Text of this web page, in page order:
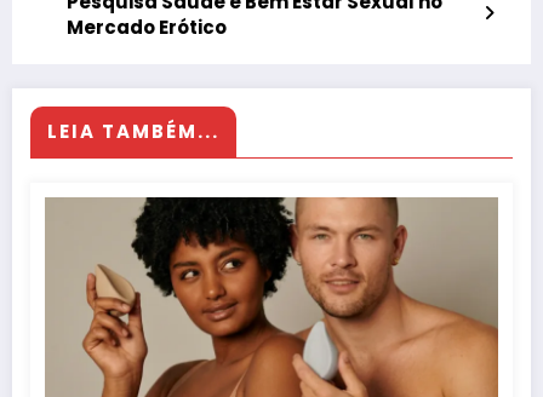
Mercado Erótico
LEIA TAMBÉM...